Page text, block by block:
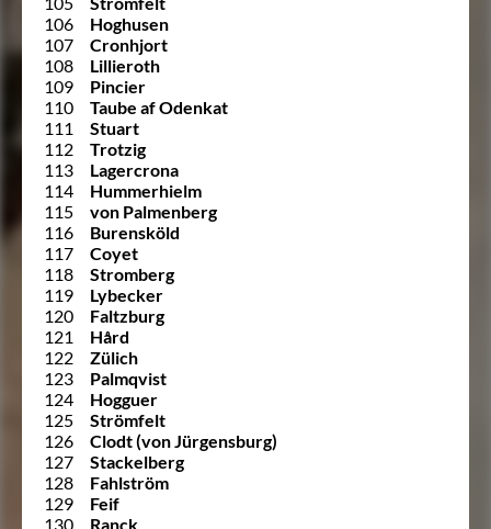
106
Hoghusen
107
Cronhjort
108
Lillieroth
109
Pincier
110
Taube af Odenkat
111
Stuart
112
Trotzig
113
Lagercrona
114
Hummerhielm
115
von Palmenberg
116
Burensköld
117
Coyet
118
Stromberg
119
Lybecker
120
Faltzburg
121
Hård
122
Zülich
123
Palmqvist
124
Hogguer
125
Strömfelt
126
Clodt (von Jürgensburg)
127
Stackelberg
128
Fahlström
129
Feif
130
Ranck